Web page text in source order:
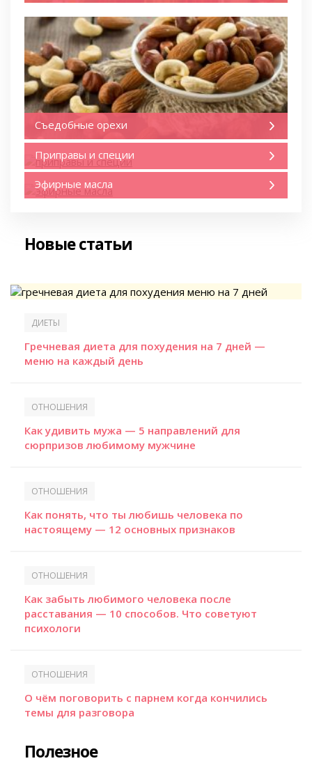
Съедобные орехи
Приправы и специи
Эфирные масла
Новые статьи
ДИЕТЫ
Гречневая диета для похудения на 7 дней —
меню на каждый день
ОТНОШЕНИЯ
Как удивить мужа — 5 направлений для
сюрпризов любимому мужчине
ОТНОШЕНИЯ
Как понять, что ты любишь человека по
настоящему — 12 основных признаков
ОТНОШЕНИЯ
Как забыть любимого человека после
расставания — 10 способов. Что советуют
психологи
ОТНОШЕНИЯ
О чём поговорить с парнем когда кончились
темы для разговора
Полезное